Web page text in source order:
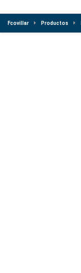
Fcovillar Productos